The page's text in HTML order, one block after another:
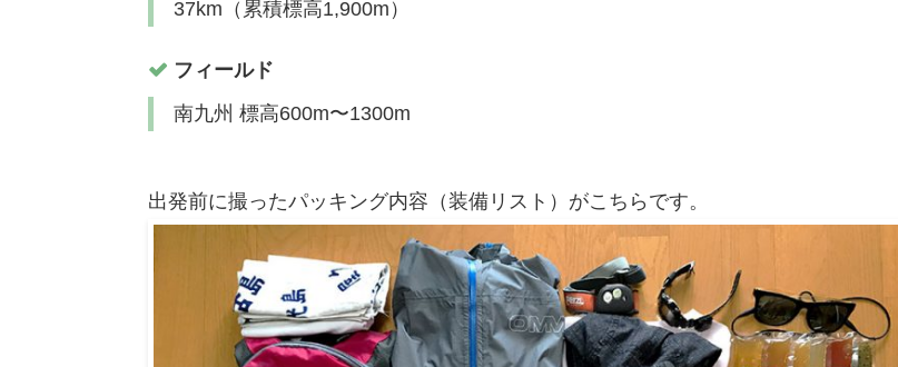
37km（累積標高1,900m）
フィールド
南九州 標高600m〜1300m
出発前に撮ったパッキング内容（装備リスト）がこちらです。